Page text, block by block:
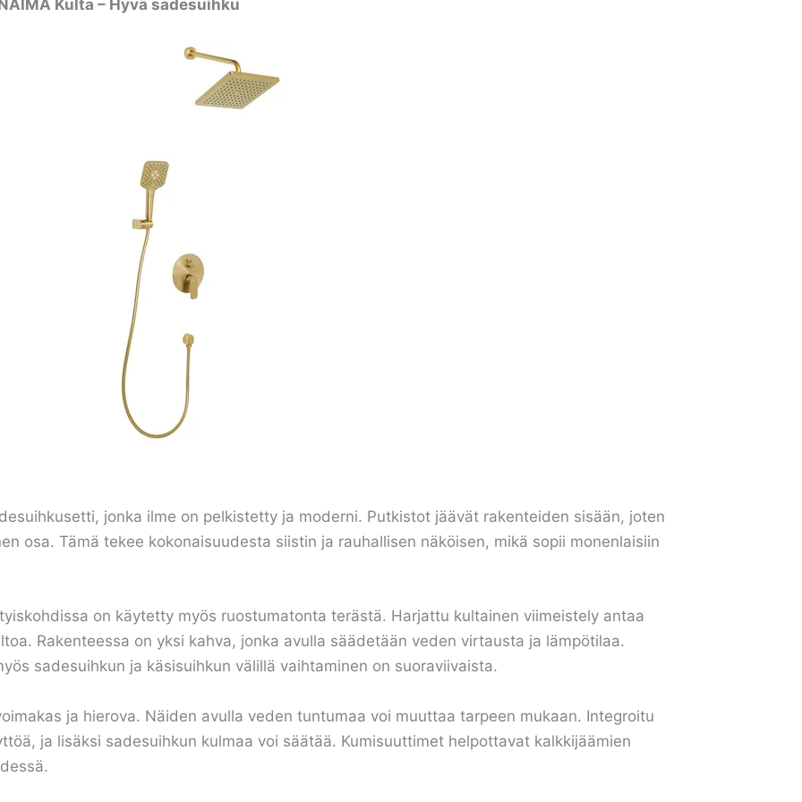
Kulta – Hyvä sadesuihku
jonka ilme on pelkistetty ja moderni. Putkistot jäävät rakenteiden sisään, joten
osa. Tämä tekee kokonaisuudesta siistin ja rauhallisen näköisen, mikä sopii monenlaisiin
on käytetty myös ruostumatonta terästä. Harjattu kultainen viimeistely antaa
Rakenteessa on yksi kahva, jonka avulla säädetään veden virtausta ja lämpötilaa.
sadesuihkun ja käsisuihkun välillä vaihtaminen on suoraviivaista.
ja hierova. Näiden avulla veden tuntumaa voi muuttaa tarpeen mukaan. Integroitu
ja lisäksi sadesuihkun kulmaa voi säätää. Kumisuuttimet helpottavat kalkkijäämien